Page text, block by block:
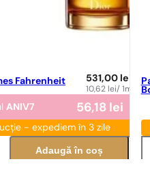
Fahrenheit 531,00 lei
10,62 lei/ 1ml
ANIV7 56,18 lei
- expediem în 3 zile
Adaugă în coș